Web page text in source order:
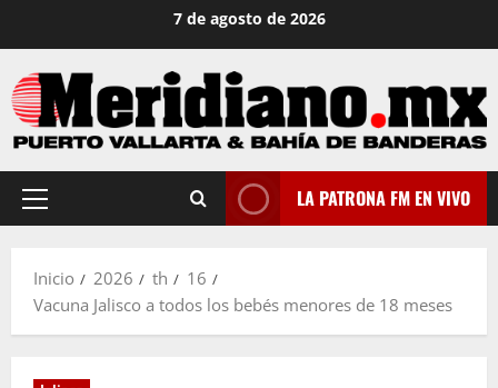
contenido
7 de agosto de 2026
Menú
LA PATRONA FM EN VIVO
Inicio 2026 th
16
Vacuna Jalisco a todos los bebés menores de 18 meses